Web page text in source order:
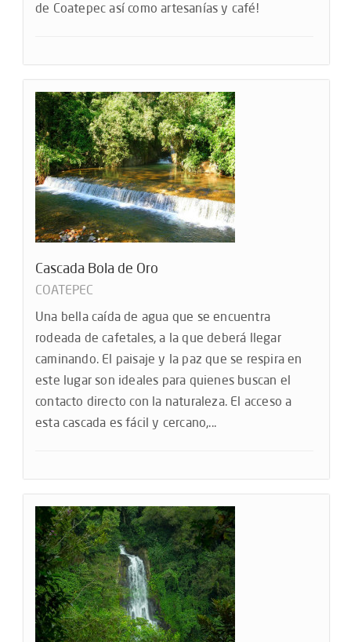
de Coatepec así como artesanías y café!
Cascada Bola de Oro
COATEPEC
Una bella caída de agua que se encuentra
rodeada de cafetales, a la que deberá llegar
caminando. El paisaje y la paz que se respira en
este lugar son ideales para quienes buscan el
contacto directo con la naturaleza. El acceso a
esta cascada es fácil y cercano,...